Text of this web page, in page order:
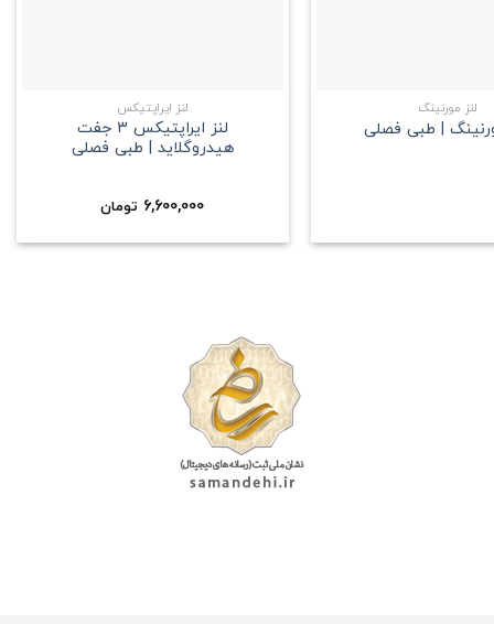
لنز مورنینگ
| طبی فصلی
لنز ایراپتیکس
لنز ایراپتیکس 3 جفت
هیدروگلاید | طبی فصلی
6,600,000 تومان